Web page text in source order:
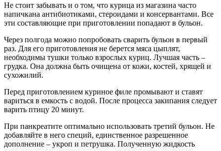
Не стоит забывать и о том, что курица из магазина часто
напичкана антибиотиками, стероидами и консервантами. Все
эти составляющие при приготовлении попадают в бульон.
Через полгода можно попробовать сварить бульон в первый
раз. Для его приготовления не берется мяса цыплят,
необходимы тушки только взрослых куриц. Лучшая часть –
грудка. Она должна быть очищена от кожи, костей, хрящей и
сухожилий.
Перед приготовлением куриное филе промывают и ставят
вариться в емкость с водой. После процесса закипания следует
варить птицу 20 минут.
При панкреатите оптимально использовать третий бульон. Не
добавляйте в него специй, единственное разрешенное
дополнение – укроп и петрушка. Полученную жидкость